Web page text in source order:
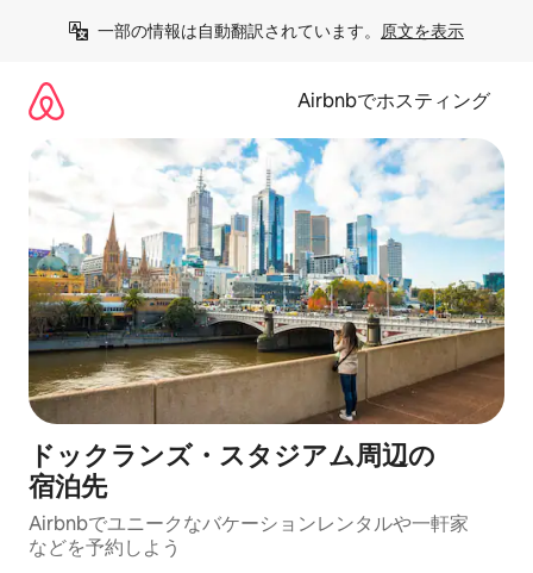
一部の情報は自動翻訳されています。 原文を表示
Airbnbでホスティング
ドックランズ・スタジアム⁠周⁠辺⁠の
宿⁠泊⁠先
Airbnbでユニークなバ⁠ケ⁠ー⁠シ⁠ョ⁠ンレ⁠ン⁠タ⁠ルや一⁠軒⁠家
な⁠ど⁠を予⁠約⁠し⁠よ⁠う